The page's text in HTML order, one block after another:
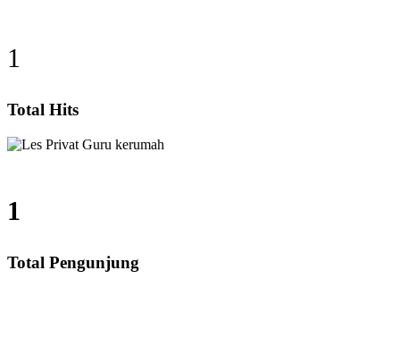
1
Total Hits
1
Total Pengunjung